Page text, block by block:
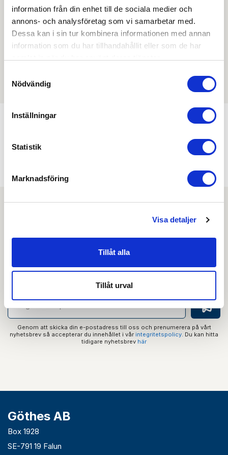
information från din enhet till de sociala medier och
annons- och analysföretag som vi samarbetar med.
Dessa kan i sin tur kombinera informationen med annan
information som du har tillhandahållit eller som de har
Nödvändig
Inställningar
Statistik
Marknadsföring
Visa detaljer
Tillåt alla
Tillåt urval
övriga dokument.
Filmer
Prenumerera på vårt nyhetsbrev och få tips,
guider och senaste nytt direkt i din inkorg.
Genom att skicka din e-postadress till oss och prenumerera på vårt
nyhetsbrev så accepterar du innehållet i vår integritetspolicy. Du kan hitta
tidigare nyhetsbrev här
Göthes AB
Box 1928
SE-791 19 Falun